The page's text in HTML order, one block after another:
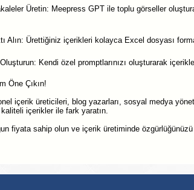
Üretin: Meepress GPT ile toplu görseller
Alın: Ürettiğiniz içerikleri kolayca Excel dosyası
Kendi özel promptlarınızı oluşturarak
Öne Çıkın!
içerik üreticileri, blog yazarları, sosyal medya
içerikler ile fark yaratın.
fiyata sahip olun ve içerik üretiminde